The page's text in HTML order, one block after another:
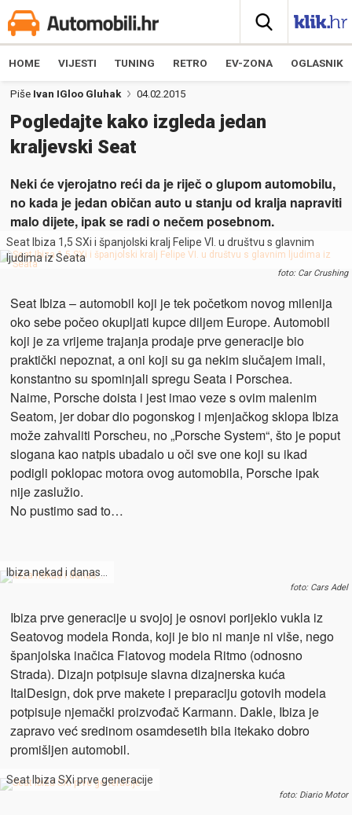
HOME VIJESTI TUNING RETRO EV-ZONA OGLASNIK
Piše Ivan IGloo Gluhak 04.02.2015
Pogledajte kako izgleda jedan
kraljevski Seat
Neki će vjerojatno reći da je riječ o glupom automobilu,
no kada je jedan običan auto u stanju od kralja napraviti
malo dijete, ipak se radi o nečem posebnom.
Seat Ibiza 1,5 SXi i španjolski kralj Felipe VI. u društvu s glavnim
ljudima iz Seata
foto: Car Crushing
Seat Ibiza – automobil koji je tek početkom novog milenija
oko sebe počeo okupljati kupce diljem Europe. Automobil
koji je za vrijeme trajanja prodaje prve generacije bio
praktički nepoznat, a oni koji su ga nekim slučajem imali,
konstantno su spominjali spregu Seata i Porschea.
Naime, Porsche doista i jest imao veze s ovim malenim
Seatom, jer dobar dio pogonskog i mjenjačkog sklopa Ibiza
može zahvaliti Porscheu, no „Porsche System“, što je poput
slogana kao natpis ubadalo u oči sve one koji su ikad
podigli poklopac motora ovog automobila, Porsche ipak
nije zaslužio.
No pustimo sad to…
Ibiza nekad i danas…
foto: Cars Adel
Ibiza prve generacije u svojoj je osnovi porijeklo vukla iz
Seatovog modela Ronda, koji je bio ni manje ni više, nego
španjolska inačica Fiatovog modela Ritmo (odnosno
Strada). Dizajn potpisuje slavna dizajnerska kuća
ItalDesign, dok prve makete i preparaciju gotovih modela
potpisuje njemački proizvođač Karmann. Dakle, Ibiza je
zapravo već sredinom osamdesetih bila itekako dobro
promišljen automobil.
Seat Ibiza SXi prve generacije
foto: Diario Motor